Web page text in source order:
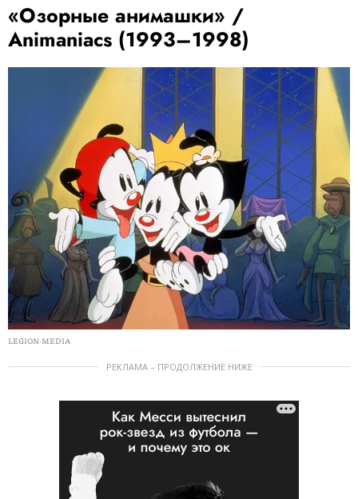
«Озорные анимашки» /
Animaniacs (1993–1998)
LEGION-MEDIA
РЕКЛАМА – ПРОДОЛЖЕНИЕ НИЖЕ